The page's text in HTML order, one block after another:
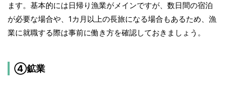
ます。基本的には日帰り漁業がメインですが、数日間の宿泊
が必要な場合や、1カ月以上の長旅になる場合もあるため、漁
業に就職する際は事前に働き方を確認しておきましょう。
④鉱業